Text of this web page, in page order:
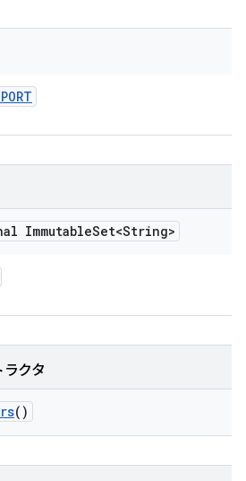
PORT
ImmutableSet<String>
クタ
()